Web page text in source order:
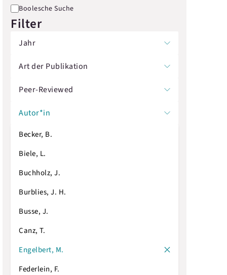
Boolesche Suche
Filter
Jahr
Art der Publikation
Peer-Reviewed
Autor*in
Becker, B.
Biele, L.
Buchholz, J.
Burblies, J. H.
Busse, J.
Canz, T.
Engelbert, M.
Federlein, F.